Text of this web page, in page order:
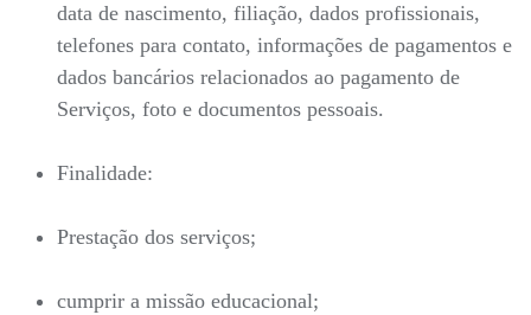
data de nascimento, filiação, dados profissionais,
telefones para contato, informações de pagamentos e
dados bancários relacionados ao pagamento de
Serviços, foto e documentos pessoais.
Finalidade:
Prestação dos serviços;
cumprir a missão educacional;